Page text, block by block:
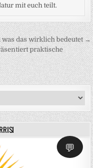
💬
mit euch teilt.
das wirklich bedeutet →
praktische